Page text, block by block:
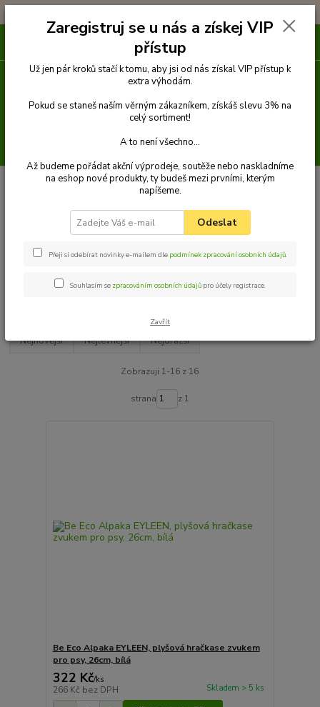
Příslušenství Hračky Bavlna, plyš, froté
Bavlna, plyš, froté
Nejnovější Nejlevnější Nejdražší
Zobrazuji 1-16 z 16
strana z 1
Be Eco Alpaka EYLEEN, plyšová hračkase zvukem
pro psy, 26cm, bílá
322 Kč/ks
266 Kč bez DPH Skladem > 5 ks
Zaregistruj se u nás a získej VIP
přístup
Už jen pár kroků stačí k tomu, aby jsi od nás získal VIP přístup k
extra výhodám.
Pokud se staneš naším věrným zákazníkem, získáš slevu 3% na
celý sortiment!
A to není všechno...
Až budeme pořádat akční výprodeje, soutěže nebo naskladníme
na eshop nové produkty, ty budeš mezi prvními, kterým
napíšeme.
Odeslat
Přeji si odebírat novinky e-mailem dle podmínek zpracování osobních údajů.
Souhlasím se zpracováním osobních údajů pro účely registrace.
Zavřít